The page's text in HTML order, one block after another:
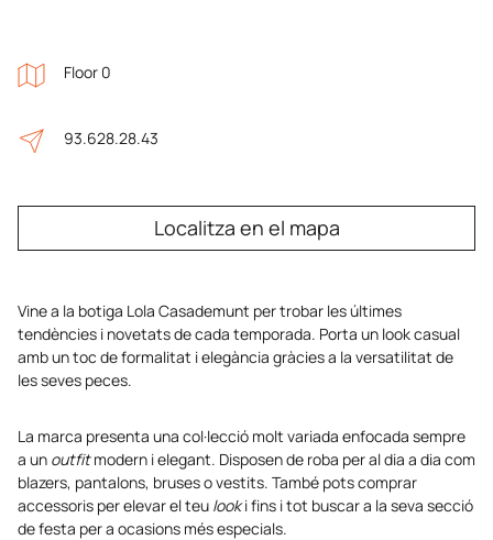
Floor 0
93.628.28.43
Localitza en el mapa
Vine a la botiga Lola Casademunt per trobar les últimes
tendències i novetats de cada temporada. Porta un look casual
amb un toc de formalitat i elegància gràcies a la versatilitat de
les seves peces.
La marca presenta una col·lecció molt variada enfocada sempre
a un outfitmodern i elegant. Disposen de roba per al dia a dia com
blazers, pantalons, bruses o vestits. També pots comprar
accessoris per elevar el teu looki fins i tot buscar a la seva secció
de festa per a ocasions més especials.